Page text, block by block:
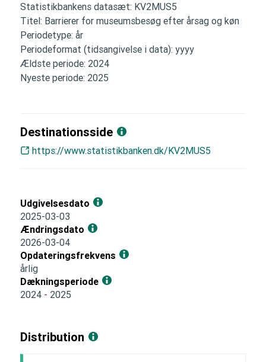
Statistikbankens datasæt: KV2MUS5
Titel: Barrierer for museumsbesøg efter årsag og køn
Periodetype: år
Periodeformat (tidsangivelse i data): yyyy
Ældste periode: 2024
Nyeste periode: 2025
Destinationsside
https://www.statistikbanken.dk/KV2MUS5
Udgivelsesdato
2025-03-03
Ændringsdato
2026-03-04
Opdateringsfrekvens
årlig
Dækningsperiode
2024 - 2025
Distribution